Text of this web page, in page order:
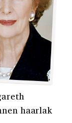
haarlak